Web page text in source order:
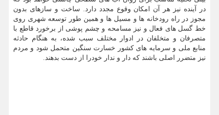
در آینده نیز هر آن امکان وقوع مجدد دارد. ساخت و سازهای بدون
مجوز در راه رودخانه ها و مسیل ها و همین طور توسعه شهری روی
خط گسل های فعال و نیز مسامحه و چشم پوشی از برخورد قاطع با
متصرفان و متخلفان در ادوار مختلف سبب شده، به هنگام حادثه
منابع ملی و سرمایه های کشور خسارت سنگین متحمل شود و مردم
نیز متضرر اصلی باشند که دار و ندار خودرا از دست بدهند.